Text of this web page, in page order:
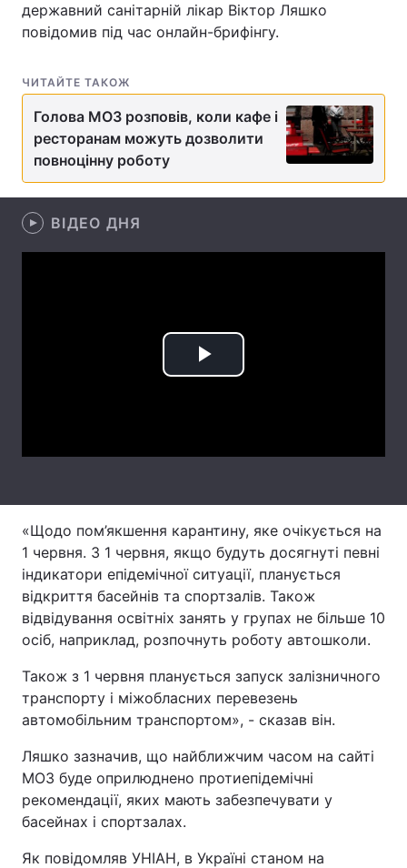
Зброя Інциденти
Екологія Регіони
Лонгріди
Відео з Youtube
Тема оформлення
державний санітарній лікар Віктор Ляшко
повідомив під час онлайн-брифінгу.
ЧИТАЙТЕ ТАКОЖ
Голова МОЗ розповів, коли кафе і
ресторанам можуть дозволити
повноцінну роботу
ВІДЕО ДНЯ
Play
«Щодо пом’якшення карантину, яке очікується на
1 червня. З 1 червня, якщо будуть досягнуті певні
індикатори епідемічної ситуації, планується
відкриття басейнів та спортзалів. Також
відвідування освітніх занять у групах не більше 10
осіб, наприклад, розпочнуть роботу автошколи.
Також з 1 червня планується запуск залізничного
транспорту і міжобласних перевезень
автомобільним транспортом», - сказав він.
Ляшко зазначив, що найближчим часом на сайті
МОЗ буде оприлюднено протиепідемічні
рекомендації, яких мають забезпечувати у
басейнах і спортзалах.
Як повідомляв УНІАН, в Україні станом на